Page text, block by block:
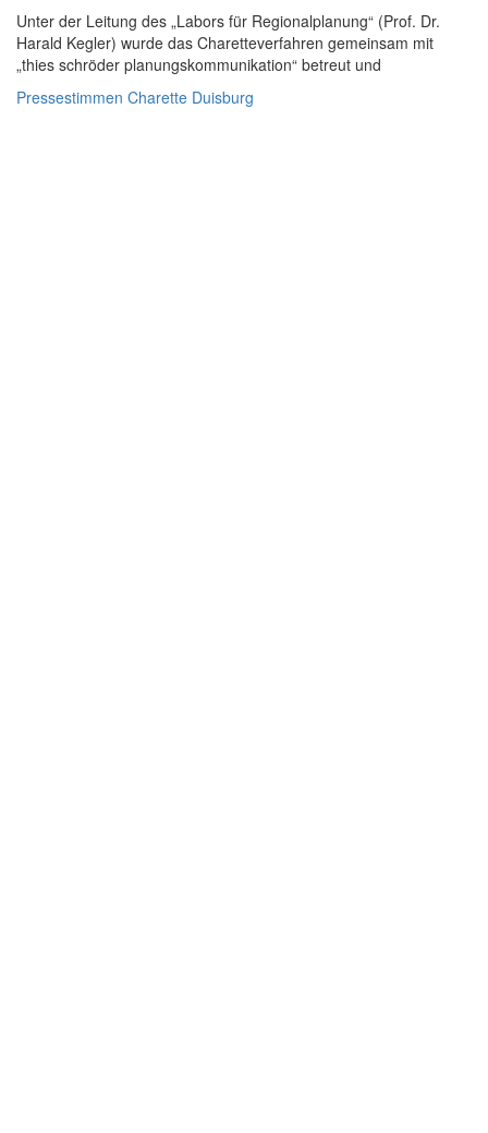
Unter der Leitung des „Labors für Regionalplanung“ (Prof. Dr.
Harald Kegler) wurde das Charetteverfahren gemeinsam mit
„thies schröder planungskommunikation“ betreut und
Pressestimmen Charette Duisburg